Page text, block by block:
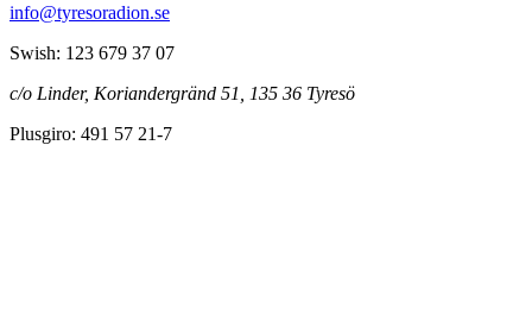
info@tyresoradion.se
Swish: 123 679 37 07
c/o Linder, Koriandergränd 51, 135 36 Tyresö
Plusgiro: 491 57 21-7